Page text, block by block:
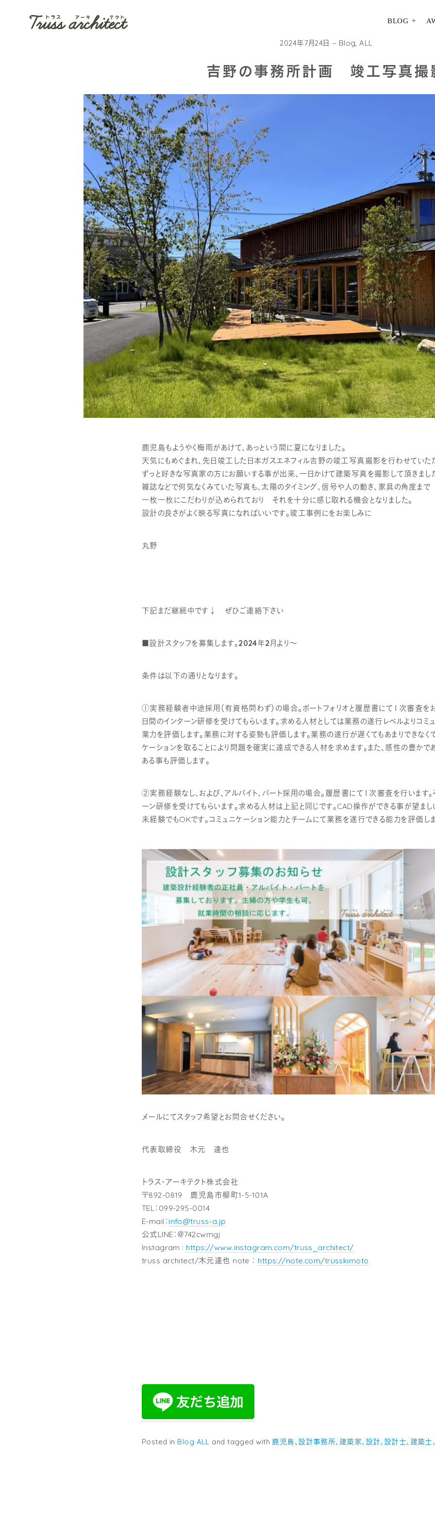
BLOG
2024年7月24日 Blog,ALL
吉野の事務所計画 竣工写真撮
鹿児島もようやく梅雨があけて、あっという間に夏になりました。
天気にもめぐまれ、先日竣工した日本ガスエネフィル吉野の竣工写真撮影を行わせていただ
ずっと好きな写真家の方にお願いする事が出来、一日かけて建築写真を撮影して頂きまし
雑誌などで何気なくみていた写真も、太陽のタイミング、信号や人の動き、家具の角度まで
一枚一枚にこだわりが込められており それを十分に感じ取れる機会となりました。
設計の良さがよく映る写真になればいいです。竣工事例にをお楽しみに
丸野
下記まだ継続中です↓ ぜひご連絡下さい
■設計スタッフを募集します。2024年2月より～
条件は以下の通りとなります。
①実務経験者中途採用（有資格問わず）の場合。ポートフォリオと履歴書にて１次審査をお
日間のインターン研修を受けてもらいます。求める人材としては業務の遂行レベルよりコミ
業力を評価します。業務に対する姿勢も評価します。業務の遂行が遅くてもあまりできなく
ケーションを取ることにより問題を確実に達成できる人材を求めます。また、感性の豊かで
ある事も評価します。
②実務経験なし、および、アルバイト、パート採用の場合。履歴書にて１次審査を行います。
ーン研修を受けてもらいます。求める人材は上記と同じです。CAD操作ができる事が望まし
未経験でもOKです。コミュニケーション能力とチームにて業務を遂行できる能力を評価しま
メールにてスタッフ希望とお問合せください。
代表取締役 木元 達也
トラス・アーキテクト株式会社
〒892-0819 鹿児島市柳町1-5-101A
TEL：099-295-0014
E-mail： info@truss-a.jp
公式LINE：＠742cwmgj
Instagram : https://www.instagram.com/truss_architect/
truss architect/木元達也 note ： https://note.com/trusskimoto
Posted in Blog ALL and tagged with 鹿児島、設計事務所、建築家、設計、設計士、建築士